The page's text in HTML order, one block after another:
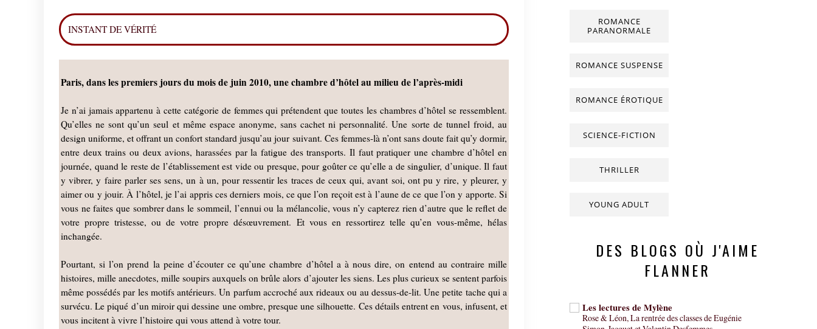
INSTANT DE VÉRITÉ
Paris, dans les premiers jours du mois de juin 2010, une chambre d’hôtel au milieu de l’après-midi
Je n’ai jamais appartenu à cette catégorie de femmes qui prétendent que toutes les chambres d’hôtel se ressemblent.
Qu’elles ne sont qu’un seul et même espace anonyme, sans cachet ni personnalité. Une sorte de tunnel froid, au
design uniforme, et offrant un confort standard jusqu’au jour suivant. Ces femmes-là n’ont sans doute fait qu’y dormir,
entre deux trains ou deux avions, harassées par la fatigue des transports. Il faut pratiquer une chambre d’hôtel en
journée, quand le reste de l’établissement est vide ou presque, pour goûter ce qu’elle a de singulier, d’unique. Il faut
y vibrer, y faire parler ses sens, un à un, pour ressentir les traces de ceux qui, avant soi, ont pu y rire, y pleurer, y
aimer ou y jouir. À l’hôtel, je l’ai appris ces derniers mois, ce que l’on reçoit est à l’aune de ce que l’on y apporte. Si
vous ne faites que sombrer dans le sommeil, l’ennui ou la mélancolie, vous n’y capterez rien d’autre que le reflet de
votre propre tristesse, ou de votre propre désœuvrement. Et vous en ressortirez telle qu’en vous-même, hélas
inchangée.
Pourtant, si l’on prend la peine d’écouter ce qu’une chambre d’hôtel a à nous dire, on entend au contraire mille
histoires, mille anecdotes, mille soupirs auxquels on brûle alors d’ajouter les siens. Les plus curieux se sentent parfois
même possédés par les motifs antérieurs. Un parfum accroché aux rideaux ou au dessus-de-lit. Une petite tache qui a
survécu. Le piqué d’un miroir qui dessine une ombre, presque une silhouette. Ces détails entrent en vous, infusent, et
vous incitent à vivre l’histoire qui vous attend à votre tour.
ROMANCE
PARANORMALE
ROMANCE SUSPENSE
ROMANCE ÉROTIQUE
SCIENCE-FICTION
THRILLER
YOUNG ADULT
DES BLOGS OÙ J'AIME
FLANNER
Les lectures de Mylène
Rose & Léon, La rentrée des classes de Eugénie